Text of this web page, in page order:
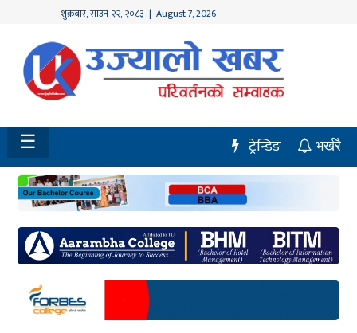
शुक्रबार,साउन २२, २०८३ | August 7, 2026
होमपेज
नवलपुर
विशेष
मध्य
नेपाल
चितवन
सेरोफेरो
समाचार
☰ भर्खरै
ट्रेन्डिङ